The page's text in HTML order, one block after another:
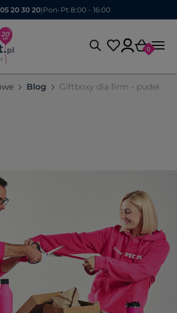
20 30 20| Pon-Pt 8:00 - 16:00
0
Blog Giftboxy dla firm - pudełka